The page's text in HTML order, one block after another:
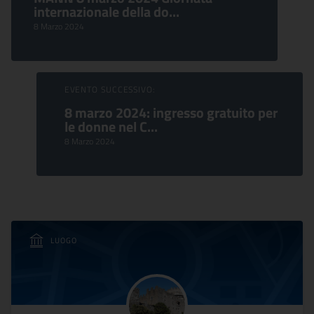
internazionale della do...
8 Marzo 2024
EVENTO SUCCESSIVO:
8 marzo 2024: ingresso gratuito per
le donne nel C...
8 Marzo 2024
LUOGO